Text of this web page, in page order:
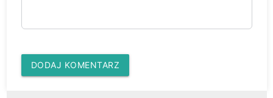
DODAJ KOMENTARZ